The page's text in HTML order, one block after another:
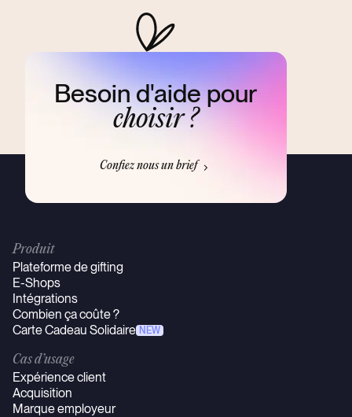
Besoin d'aide pour
choisir ?
Confiez nous un brief
Produit
Plateforme de gifting
E-Shops
Intégrations
Combien ça coûte ?
Carte Cadeau Solidaire NEW
Cas d’usage
Expérience client
Acquisition
Marque employeur